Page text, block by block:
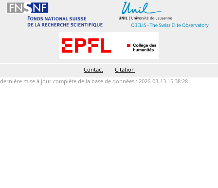
Contact
Citation
dernière mise à jour complète de la base de données : 2026-03-13 15:38:28